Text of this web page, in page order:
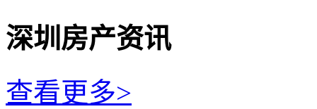
深圳房产资讯
查看更多>